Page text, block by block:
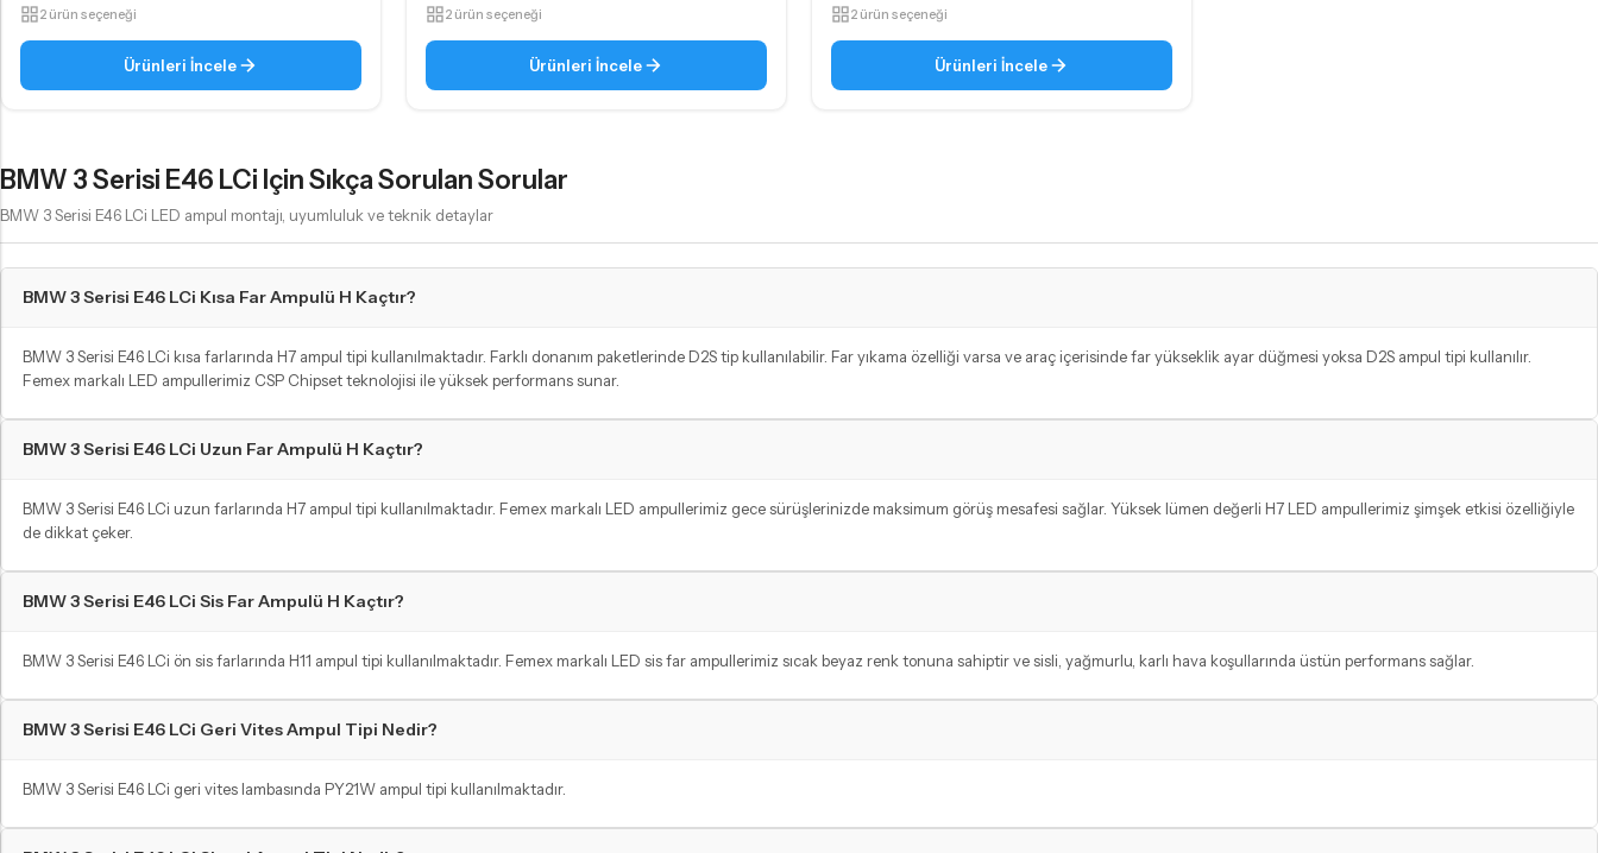
2 ürün seçeneği
Ürünleri İncele
2 ürün seçeneği
Ürünleri İncele
2 ürün seçeneği
Ürünleri İncele
BMW 3 Serisi E46 LCi Için Sıkça Sorulan Sorular
BMW 3 Serisi E46 LCi LED ampul montajı, uyumluluk ve teknik detaylar
BMW 3 Serisi E46 LCi Kısa Far Ampulü H Kaçtır?
BMW 3 Serisi E46 LCi kısa farlarında H7 ampul tipi kullanılmaktadır. Farklı donanım paketlerinde D2S tip kullanılabilir. Far yıkama özelliği varsa ve araç içerisinde far yükseklik ayar düğmesi yoksa D2S ampul tipi kullanılır.
Femex markalı LED ampullerimiz CSP Chipset teknolojisi ile yüksek performans sunar.
BMW 3 Serisi E46 LCi Uzun Far Ampulü H Kaçtır?
BMW 3 Serisi E46 LCi uzun farlarında H7 ampul tipi kullanılmaktadır. Femex markalı LED ampullerimiz gece sürüşlerinizde maksimum görüş mesafesi sağlar. Yüksek lümen değerli H7 LED ampullerimiz şimşek etkisi özelliğiyle
de dikkat çeker.
BMW 3 Serisi E46 LCi Sis Far Ampulü H Kaçtır?
BMW 3 Serisi E46 LCi ön sis farlarında H11 ampul tipi kullanılmaktadır. Femex markalı LED sis far ampullerimiz sıcak beyaz renk tonuna sahiptir ve sisli, yağmurlu, karlı hava koşullarında üstün performans sağlar.
BMW 3 Serisi E46 LCi Geri Vites Ampul Tipi Nedir?
BMW 3 Serisi E46 LCi geri vites lambasında PY21W ampul tipi kullanılmaktadır.